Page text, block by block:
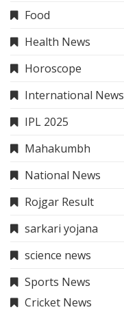
Food
Health News
Horoscope
International News
IPL 2025
Mahakumbh
National News
Rojgar Result
sarkari yojana
science news
Sports News
Cricket News